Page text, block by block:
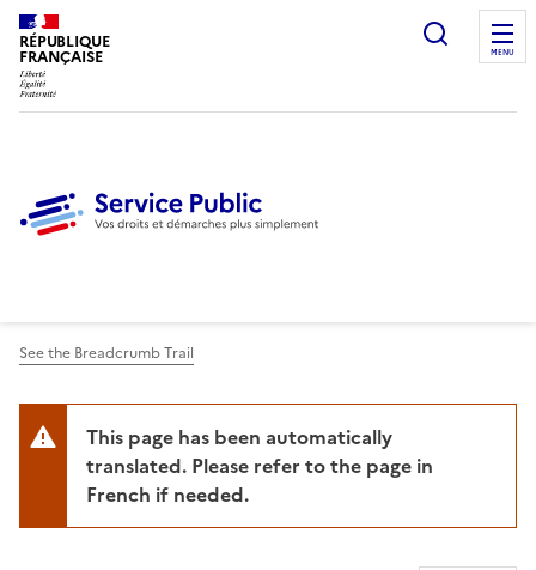
RÉPUBLIQUE
FRANÇAISE
Ouvrir
MENU
See the Breadcrumb Trail
This page has been automatically
translated. Please refer to the page in
French if needed.